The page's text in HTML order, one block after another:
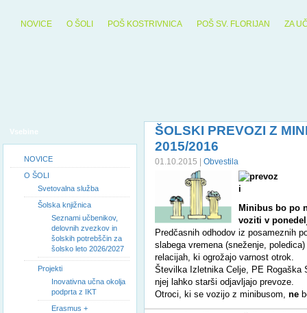
NOVICE O ŠOLI POŠ KOSTRIVNICA POŠ SV. FLORIJAN ZA
Vsebine
NOVICE
O ŠOLI
Svetovalna služba
Šolska knjižnica
Seznami učbenikov,
delovnih zvezkov in
šolskih potrebščin za
šolsko leto 2026/2027
Projekti
Inovativna učna okolja
podprta z IKT
Erasmus +
ŠOLSKI PREVOZI Z
2015/2016
01.10.2015 | Obvestila
Minibus bo po
voziti v
Predčasnih odhodov iz posameznih
slabega vremena (sneženje,
relacijah, ki ogrožajo varnost otrok.
Številka Izletnika Celje, PE Rogaška
njej lahko starši odjavljajo prevoze.
Otroci, ki se vozijo z minibusom, ne